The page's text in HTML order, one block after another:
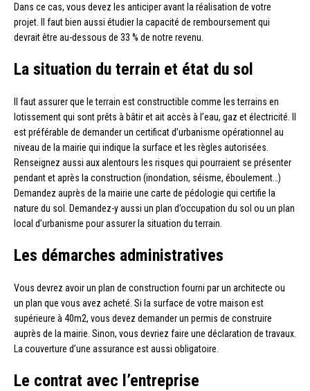
Dans ce cas, vous devez les anticiper avant la réalisation de votre
projet. Il faut bien aussi étudier la capacité de remboursement qui
devrait être au-dessous de 33 % de notre revenu.
La situation du terrain et état du sol
Il faut assurer que le terrain est constructible comme les terrains en
lotissement qui sont prêts à bâtir et ait accès à l’eau, gaz et électricité. Il
est préférable de demander un certificat d’urbanisme opérationnel au
niveau de la mairie qui indique la surface et les règles autorisées.
Renseignez aussi aux alentours les risques qui pourraient se présenter
pendant et après la construction (inondation, séisme, éboulement…)
Demandez auprès de la mairie une carte de pédologie qui certifie la
nature du sol. Demandez-y aussi un plan d’occupation du sol ou un plan
local d’urbanisme pour assurer la situation du terrain.
Les démarches administratives
Vous devrez avoir un plan de construction fourni par un architecte ou
un plan que vous avez acheté. Si la surface de votre maison est
supérieure à 40m2, vous devez demander un permis de construire
auprès de la mairie. Sinon, vous devriez faire une déclaration de travaux.
La couverture d’une assurance est aussi obligatoire.
Le contrat avec l’entreprise